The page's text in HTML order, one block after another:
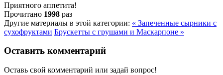
Приятного аппетита!
Прочитано 1998 раз
Другие материалы в этой категории: « Запеченные сырники с
сухофруктами Брускетты с грушами и Маскарпоне »
Оставить комментарий
Оставь свой комментарий или задай вопрос!